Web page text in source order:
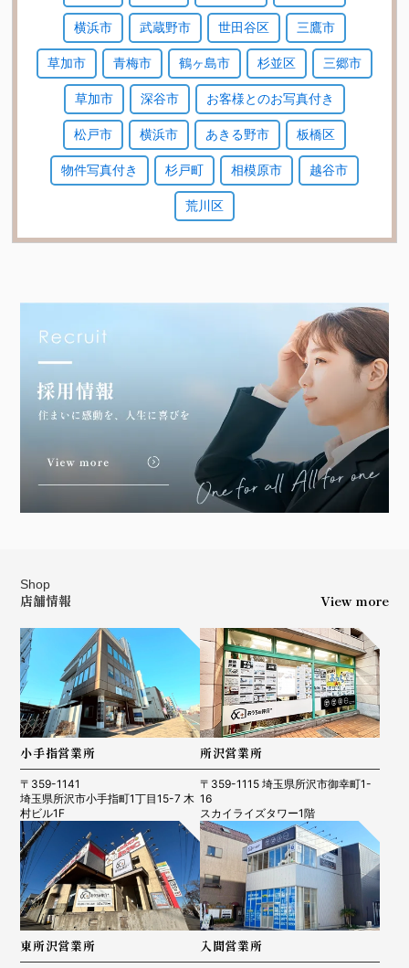
横浜市 武蔵野市 世田谷区 三鷹市
草加市 青梅市 鶴ヶ島市 杉並区 三郷市
草加市 深谷市 お客様とのお写真付き
松戸市 横浜市 あきる野市 板橋区
物件写真付き 杉戸町 相模原市 越谷市
荒川区
Shop
店舗情報 View more
小手指営業所
〒359-1141
埼玉県所沢市小手指町1丁目15-7 木
村ビル1F
所沢営業所
〒359-1115 埼玉県所沢市御幸町1-
16
スカイライズタワー1階
東所沢営業所 入間営業所